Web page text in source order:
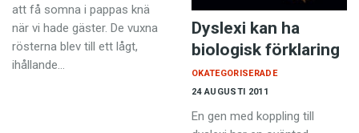
att få somna i pappas knä
när vi hade gäster. De vuxna
rösterna blev till ett lågt,
ihållande…
Dyslexi kan ha
biologisk förklaring
24 AUGUSTI 2011
OKATEGORISERADE
En gen med koppling till